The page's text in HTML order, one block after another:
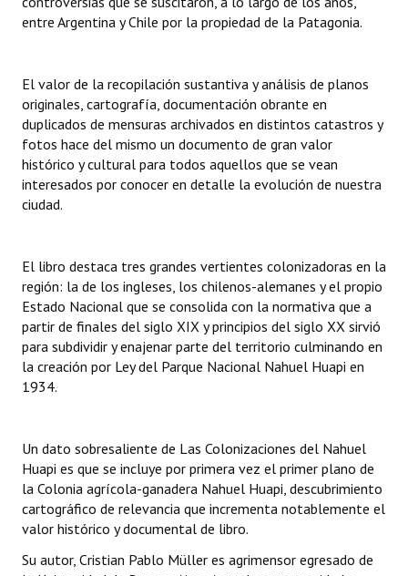
NORMATIVA
Declaraciones
Resoluciones
Resoluciones de Presidencia
Antiguos Pobladores
Noticias Destacadas
Registros y Distinciones
Datos Históricos
Audiencias Públicas - Registro
Mujeres que Dejaron Huellas - Registro
Periodistas Decanos - Registro
Ciudadano Ilustre - Registro
entre Argentina y Chile por la propiedad de la Patagonia.
El valor de la recopilación sustantiva y análisis de planos
originales, cartografía, documentación obrante en
duplicados de mensuras archivados en distintos catastros y
fotos hace del mismo un documento de gran valor
histórico y cultural para todos aquellos que se vean
interesados por conocer en detalle la evolución de nuestra
ciudad.
El libro destaca tres grandes vertientes colonizadoras en la
región: la de los ingleses, los chilenos-alemanes y el propio
Estado Nacional que se consolida con la normativa que a
partir de finales del siglo XIX y principios del siglo XX sirvió
para subdividir y enajenar parte del territorio culminando en
la creación por Ley del Parque Nacional Nahuel Huapi en
1934.
Un dato sobresaliente de Las Colonizaciones del Nahuel
Huapi es que se incluye por primera vez el primer plano de
la Colonia agrícola-ganadera Nahuel Huapi, descubrimiento
cartográfico de relevancia que incrementa notablemente el
valor histórico y documental de libro.
Su autor, Cristian Pablo Müller es agrimensor egresado de